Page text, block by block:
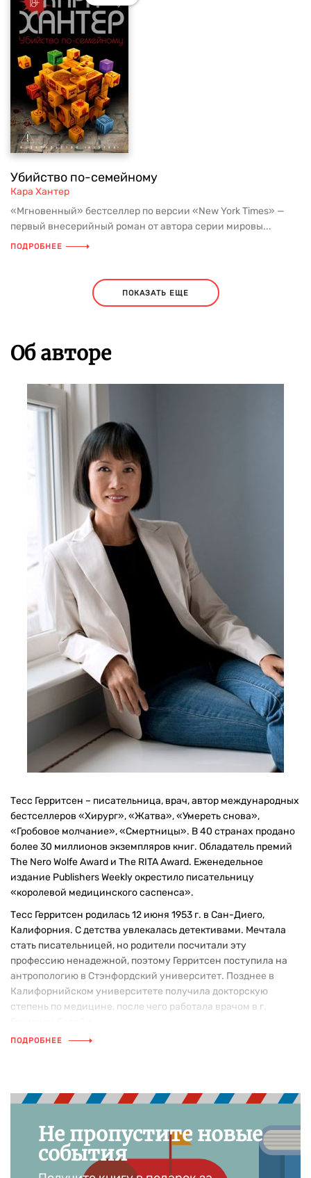
Убийство по-семейному
Кара Хантер
«Мгновенный» бестселлер по версии «New York Times» —
первый внесерийный роман от автора серии мировы...
ПОДРОБНЕЕ
ПОКАЗАТЬ ЕЩЕ
Об авторе
Тесс Герритсен – писательница, врач, автор международных
бестселлеров «Хирург», «Жатва», «Умереть снова»,
«Гробовое молчание», «Смертницы». В 40 странах продано
более 30 миллионов экземпляров книг. Обладатель премий
The Nero Wolfe Award и The RITA Award. Еженедельное
издание Publishers Weekly окрестило писательницу
«королевой медицинского саспенса».
Тесс Герритсен родилась 12 июня 1953 г. в Сан-Диего,
Калифорния. С детства увлекалась детективами. Мечтала
стать писательницей, но родители посчитали эту
профессию ненадежной, поэтому Герритсен поступила на
антропологию в Стэнфордский университет. Позднее в
Калифорнийском университете получила докторскую
степень по медицине, после чего работала врачом в г.
Во время декретного отпуска Тесс Герритсен начала писать.
Список интересных книг
В 1987 г. опубликован первый роман Тесс Герритсен –
ПОДРОБНЕЕ
Не пропустите новые
события